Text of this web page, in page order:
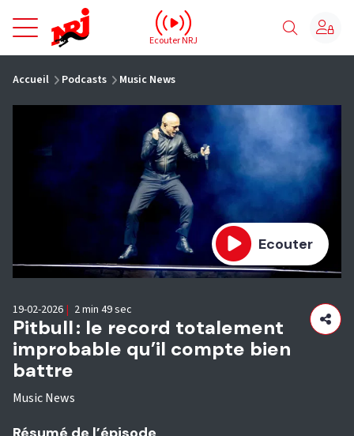
NRJ - Accueil
Ecouter NRJ
Accueil Podcasts Music News
Ecouter
Pitbull : le record totalement
improbable qu’il compte bien
battre
Music News
19-02-2026 | 2 min 49 sec